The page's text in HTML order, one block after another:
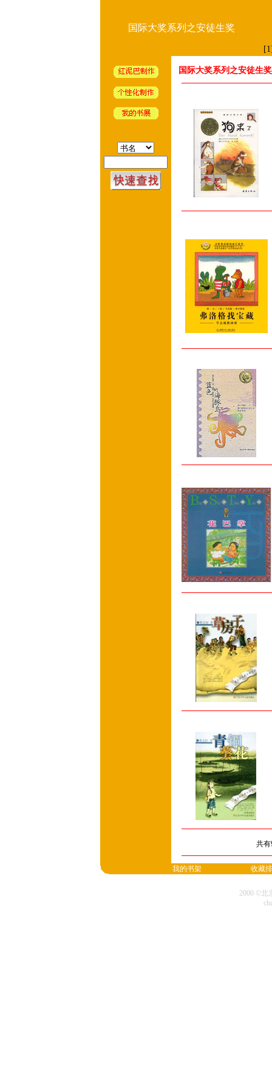
国际大奖系列之安徒生奖
国际大奖系列之安徒生奖
共
我的书架 收藏
2000 ©北